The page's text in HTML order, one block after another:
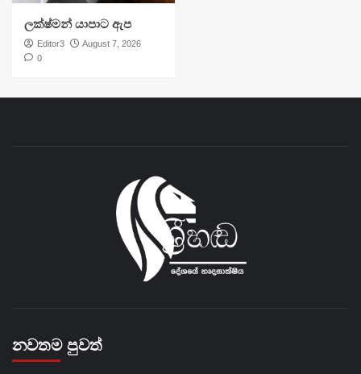
ලක්ෂ්මන් යාපාට ඇප
Editor3
August 7, 2026
0
නවතම පුවත්